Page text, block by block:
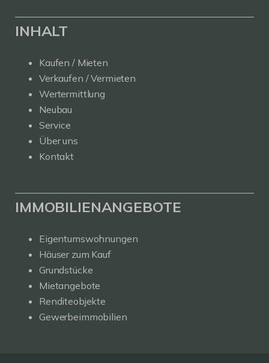
INHALT
Kaufen / Mieten
Verkaufen / Vermieten
Wertermittlung
Neubau
Service
Über uns
Kontakt
IMMOBILIENANGEBOTE
Eigentumswohnungen
Häuser zum Kauf
Grundstücke
Mietangebote
Renditeobjekte
Gewerbeimmobilien